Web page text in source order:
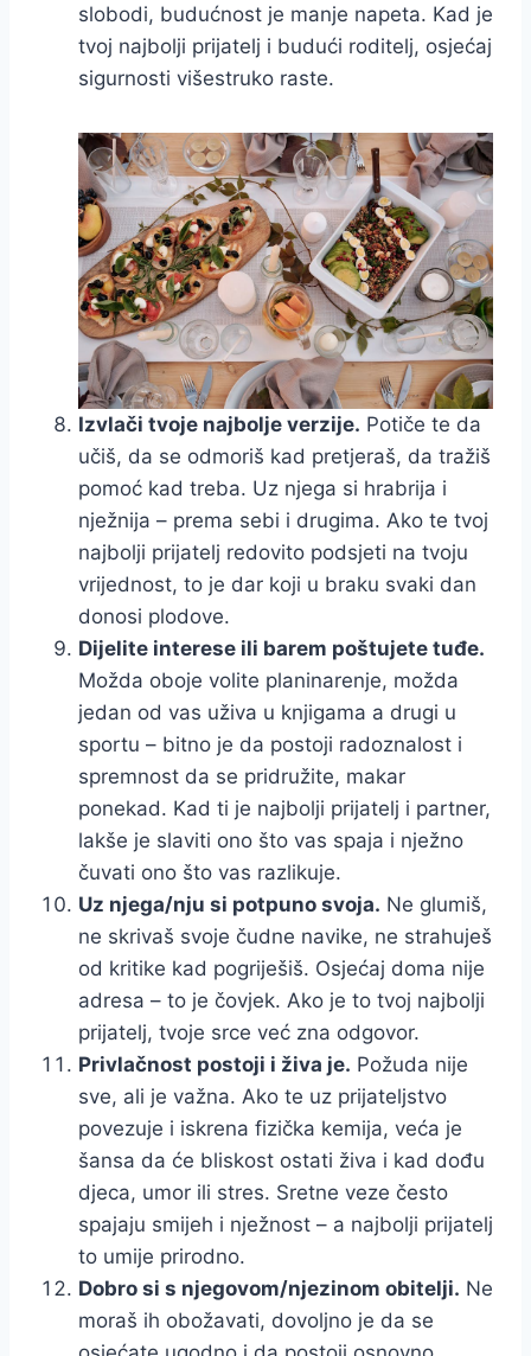
slobodi, budućnost je manje napeta. Kad je
tvoj najbolji prijatelj i budući roditelj, osjećaj
sigurnosti višestruko raste.
Izvlači tvoje najbolje verzije. Potiče te da
učiš, da se odmoriš kad pretjeraš, da tražiš
pomoć kad treba. Uz njega si hrabrija i
nježnija – prema sebi i drugima. Ako te tvoj
najbolji prijatelj redovito podsjeti na tvoju
vrijednost, to je dar koji u braku svaki dan
donosi plodove.
Dijelite interese ili barem poštujete tuđe.
Možda oboje volite planinarenje, možda
jedan od vas uživa u knjigama a drugi u
sportu – bitno je da postoji radoznalost i
spremnost da se pridružite, makar
ponekad. Kad ti je najbolji prijatelj i partner,
lakše je slaviti ono što vas spaja i nježno
čuvati ono što vas razlikuje.
Uz njega/nju si potpuno svoja. Ne glumiš,
ne skrivaš svoje čudne navike, ne strahuješ
od kritike kad pogriješiš. Osjećaj doma nije
adresa – to je čovjek. Ako je to tvoj najbolji
prijatelj, tvoje srce već zna odgovor.
Privlačnost postoji i živa je. Požuda nije
sve, ali je važna. Ako te uz prijateljstvo
povezuje i iskrena fizička kemija, veća je
šansa da će bliskost ostati živa i kad dođu
djeca, umor ili stres. Sretne veze često
spajaju smijeh i nježnost – a najbolji prijatelj
to umije prirodno.
Dobro si s njegovom/njezinom obitelji. Ne
moraš ih obožavati, dovoljno je da se